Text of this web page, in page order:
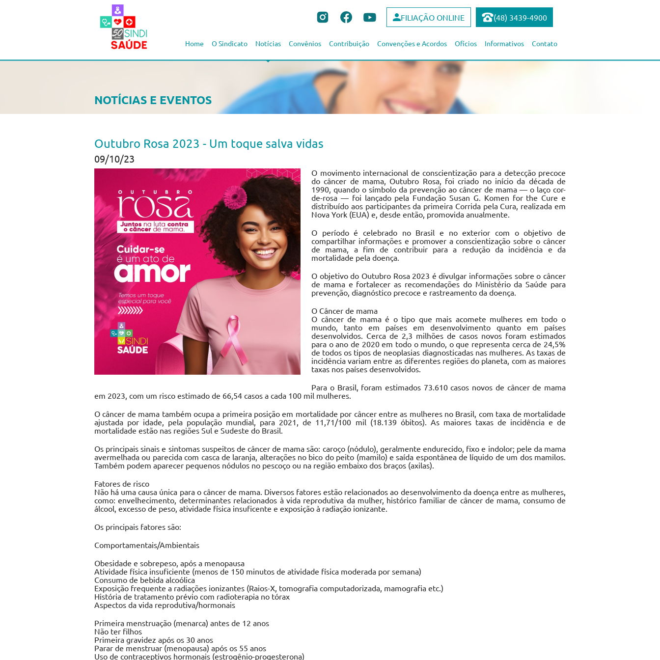
(48) 3439-4900
FILIAÇÃO ONLINE
Contato
Informativos
Ofícios
Convenções e Acordos
Contribuição
Convênios
Notícias
O Sindicato
Home
NOTÍCIAS E EVENTOS
Outubro Rosa 2023 - Um toque salva vidas
09/10/23
O movimento internacional de conscientização para a detecção precoce
do câncer de mama, Outubro Rosa, foi criado no início da década de
1990, quando o símbolo da prevenção ao câncer de mama — o laço cor-
de-rosa — foi lançado pela Fundação Susan G. Komen for the Cure e
distribuído aos participantes da primeira Corrida pela Cura, realizada em
Nova York (EUA) e, desde então, promovida anualmente.
O período é celebrado no Brasil e no exterior com o objetivo de
compartilhar informações e promover a conscientização sobre o câncer
de mama, a fim de contribuir para a redução da incidência e da
mortalidade pela doença.
O objetivo do Outubro Rosa 2023 é divulgar informações sobre o câncer
de mama e fortalecer as recomendações do Ministério da Saúde para
prevenção, diagnóstico precoce e rastreamento da doença.
O Câncer de mama
O câncer de mama é o tipo que mais acomete mulheres em todo o
mundo, tanto em países em desenvolvimento quanto em países
desenvolvidos. Cerca de 2,3 milhões de casos novos foram estimados
para o ano de 2020 em todo o mundo, o que representa cerca de 24,5%
de todos os tipos de neoplasias diagnosticadas nas mulheres. As taxas de
incidência variam entre as diferentes regiões do planeta, com as maiores
taxas nos países desenvolvidos.
Para o Brasil, foram estimados 73.610 casos novos de câncer de mama
em 2023, com um risco estimado de 66,54 casos a cada 100 mil mulheres.
O câncer de mama também ocupa a primeira posição em mortalidade por câncer entre as mulheres no Brasil, com taxa de mortalidade
ajustada por idade, pela população mundial, para 2021, de 11,71/100 mil (18.139 óbitos). As maiores taxas de incidência e de
mortalidade estão nas regiões Sul e Sudeste do Brasil.
Os principais sinais e sintomas suspeitos de câncer de mama são: caroço (nódulo), geralmente endurecido, fixo e indolor; pele da mama
avermelhada ou parecida com casca de laranja, alterações no bico do peito (mamilo) e saída espontânea de líquido de um dos mamilos.
Também podem aparecer pequenos nódulos no pescoço ou na região embaixo dos braços (axilas).
Fatores de risco
Não há uma causa única para o câncer de mama. Diversos fatores estão relacionados ao desenvolvimento da doença entre as mulheres,
como: envelhecimento, determinantes relacionados à vida reprodutiva da mulher, histórico familiar de câncer de mama, consumo de
álcool, excesso de peso, atividade física insuficente e exposição à radiação ionizante.
Os principais fatores são:
Comportamentais/Ambientais
Obesidade e sobrepeso, após a menopausa
Atividade física insuficiente (menos de 150 minutos de atividade física moderada por semana)
Consumo de bebida alcoólica
Exposição frequente a radiações ionizantes (Raios-X, tomografia computadorizada, mamografia etc.)
História de tratamento prévio com radioterapia no tórax
Aspectos da vida reprodutiva/hormonais
Primeira menstruação (menarca) antes de 12 anos
Não ter filhos
Primeira gravidez após os 30 anos
Parar de menstruar (menopausa) após os 55 anos
Uso de contraceptivos hormonais (estrogênio-progesterona)